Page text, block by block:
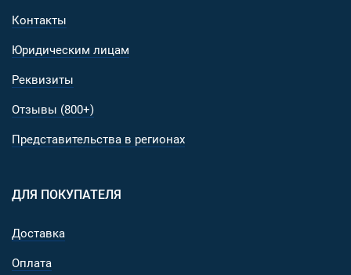
Контакты
Юридическим лицам
Реквизиты
Отзывы (800+)
Представительства в регионах
ДЛЯ ПОКУПАТЕЛЯ
Доставка
Оплата